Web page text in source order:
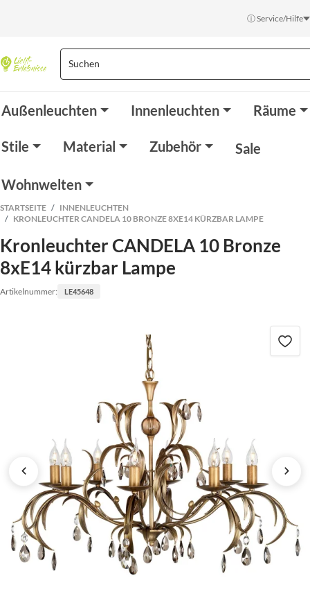
ⓘ Service/Hilfe
Außenleuchten Innenleuchten Räume
Stile Material Zubehör Sale
Wohnwelten
STARTSEITE
INNENLEUCHTEN
KRONLEUCHTER CANDELA 10 BRONZE 8XE14 KÜRZBAR LAMPE
Kronleuchter CANDELA 10 Bronze
8xE14 kürzbar Lampe
Artikelnummer: LE45648